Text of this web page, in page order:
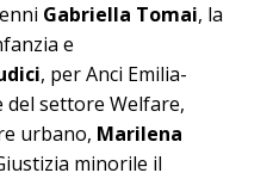
Gabriella Tomai, la
e
, per Anci Emilia-
del settore Welfare,
urbano, Marilena
minorile il